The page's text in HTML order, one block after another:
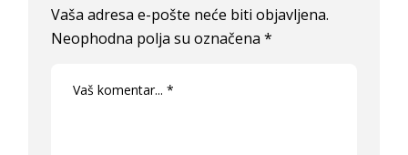
Vaša adresa e-pošte neće biti objavljena.
Neophodna polja su označena*